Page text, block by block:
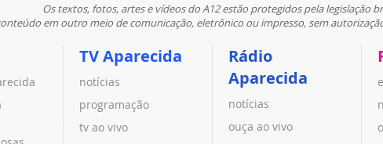
Os textos, fotos, artes e vídeos do A12 estão protegidos pela legislação
em outro meio de comunicação, eletrônico ou impresso, sem
TV Aparecida
notícias
programação
tv ao vivo
Rádio
Aparecida
notícias
ouça ao vivo